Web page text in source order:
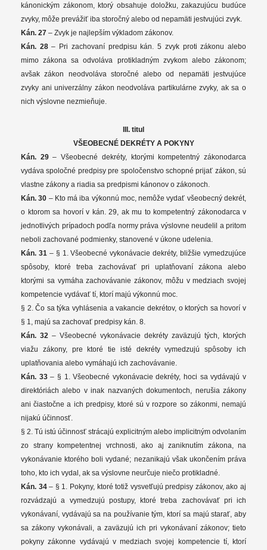
kánonickým zákonom, ktorý obsahuje doložku, zakazujúcu budúce
zvyky, môže prevážiť iba storočný alebo od nepamäti jestvujúci zvyk.
Kán. 27 – Zvyk je najlepším výkladom zákonov.
Kán. 28– Pri zachovaní predpisu kán. 5 zvyk proti zákonu alebo
mimo zákona sa odvoláva protikladným zvykom alebo zákonom;
avšak zákon neodvoláva storočné alebo od nepamäti jestvujúce
zvyky ani univerzálny zákon neodvoláva partikulárne zvyky, ak sa o
nich výslovne nezmieňuje.
III. titul
VŠEOBECNÉ DEKRÉTY A POKYNY
Kán. 29– Všeobecné dekréty, ktorými kompetentný zákonodarca
vydáva spoločné predpisy pre spoločenstvo schopné prijať zákon, sú
vlastne zákony a riadia sa predpismi kánonov o zákonoch.
Kán. 30 – Kto má iba výkonnú moc, nemôže vydať všeobecný dekrét,
o ktorom sa hovorí v kán. 29, ak mu to kompetentný zákonodarca v
jednotlivých prípadoch podľa normy práva výslovne neudelil a pritom
neboli zachované podmienky, stanovené v úkone udelenia.
Kán. 31 – § 1. Všeobecné vykonávacie dekréty, bližšie vymedzujúce
spôsoby, ktoré treba zachovávať pri uplatňovaní zákona alebo
ktorými sa vymáha zachovávanie zákonov, môžu v medziach svojej
kompetencie vydávať tí, ktorí majú výkonnú moc.
§ 2. Čo sa týka vyhlásenia a vakancie dekrétov, o ktorých sa hovorí v
§ 1, majú sa zachovať predpisy kán. 8.
Kán. 32 – Všeobecné vykonávacie dekréty zaväzujú tých, ktorých
viažu zákony, pre ktoré tie isté dekréty vymedzujú spôsoby ich
uplatňovania alebo vymáhajú ich zachovávanie.
Kán. 33– § 1. Všeobecné vykonávacie dekréty, hoci sa vydávajú v
direktóriách alebo v inak nazvaných dokumentoch, nerušia zákony
ani čiastočne a ich predpisy, ktoré sú v rozpore so zákonmi, nemajú
nijakú účinnosť.
§ 2. Tú istú účinnosť strácajú explicitným alebo implicitným odvolaním
zo strany kompetentnej vrchnosti, ako aj zaniknutím zákona, na
vykonávanie ktorého boli vydané; nezanikajú však ukončením práva
toho, kto ich vydal, ak sa výslovne neurčuje niečo protikladné.
Kán. 34– § 1. Pokyny, ktoré totiž vysvetľujú predpisy zákonov, ako aj
rozvádzajú a vymedzujú postupy, ktoré treba zachovávať pri ich
vykonávaní, vydávajú sa na používanie tým, ktorí sa majú starať, aby
sa zákony vykonávali, a zaväzujú ich pri vykonávaní zákonov; tieto
pokyny zákonne vydávajú v medziach svojej kompetencie tí, ktorí